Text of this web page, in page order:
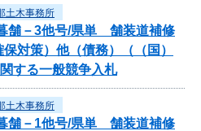
土木事務所
舗－3他号/県単 舗装道補修
対策）他（債務）（（国）
する一般競争入札
土木事務所
舗－1他号/県単 舗装道補修